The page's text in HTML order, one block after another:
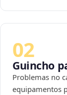
02
Guincho
Problemas no
equipamentos